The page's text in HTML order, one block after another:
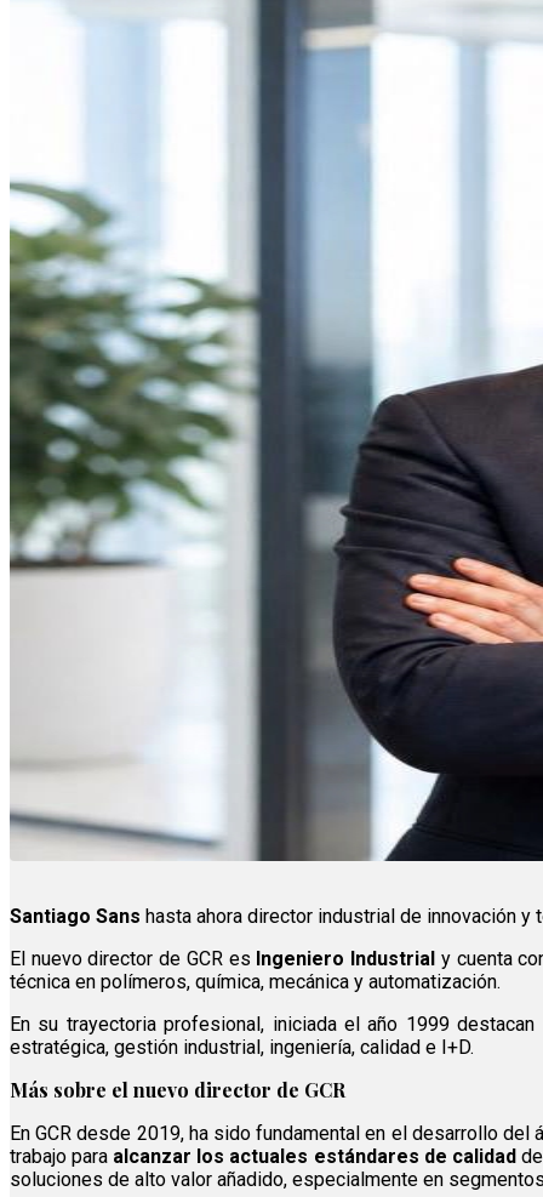
Santiago Sans hasta ahora director industrial de innovación
El nuevo director de GCR es Ingeniero Industrial y cuenta
técnica en polímeros, química, mecánica y automatización.
En su trayectoria profesional, iniciada el año 1999
estratégica, gestión industrial, ingeniería, calidad e I+D.
Más sobre el nuevo director de GCR
En GCR desde 2019, ha sido fundamental en el desarrollo
trabajo para alcanzar los actuales estándares de calidad
soluciones de alto valor añadido, especialmente en